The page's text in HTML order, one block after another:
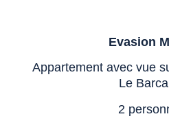
Evasion
Appartement avec vue
Le
2